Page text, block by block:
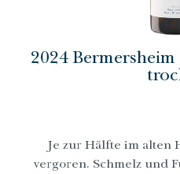
2024
Je zur Hälfte im alten
vergoren. Schmelz und